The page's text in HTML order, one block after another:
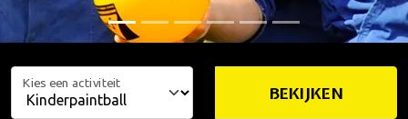
Kies een activiteit BEKIJKEN